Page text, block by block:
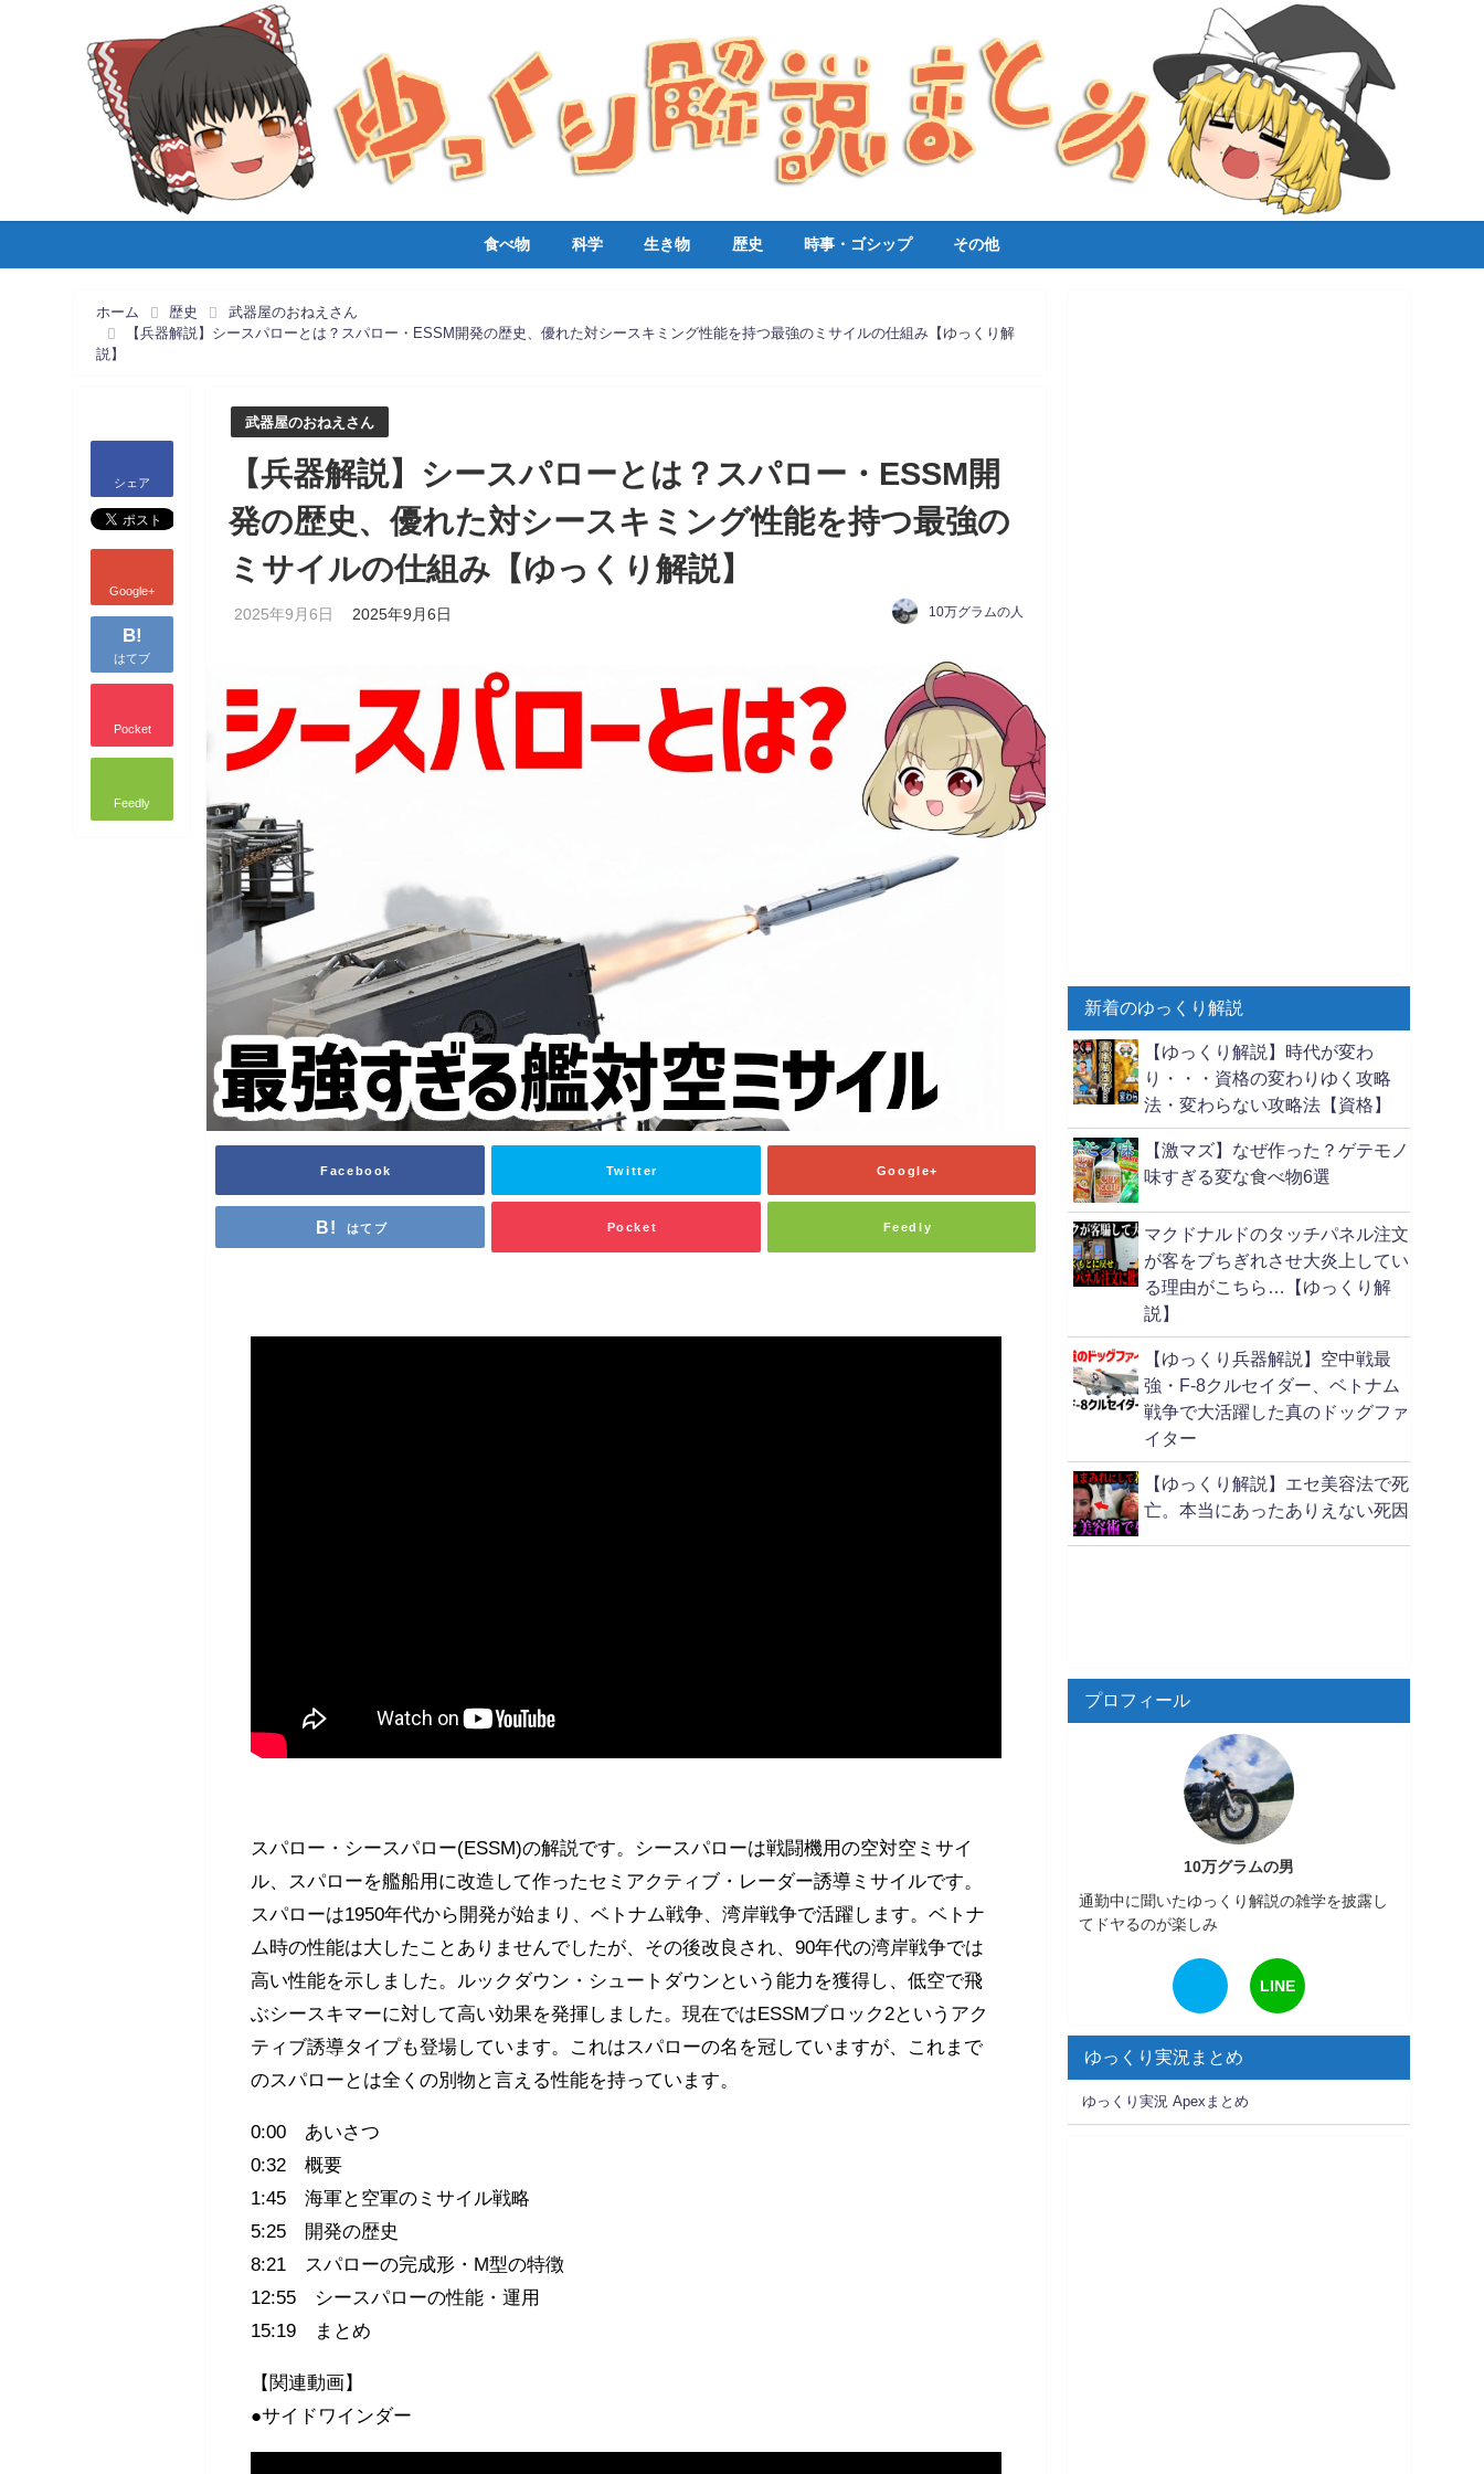
食べ物 科学 生き物 歴史 時事・ゴシップ その他
ホーム 歴史
武器屋のおねえさん
【兵器解説】シースパローとは？スパロー・ESSM開発の歴史、優れた対シースキミング性能を持つ最強のミサイルの仕組み【ゆっくり解
説】
シェア
Google+
B!
はてブ
Pocket
Feedly
武器屋のおねえさん
【兵器解説】シースパローとは？スパロー・ESSM開
発の歴史、優れた対シースキミング性能を持つ最強の
ミサイルの仕組み【ゆっくり解説】
2025年9月6日 2025年9月6日 10万グラムの人
Facebook Twitter Google+
はてブ Pocket Feedly
スパロー・シースパロー(ESSM)の解説です。シースパローは戦闘機用の空対空ミサイ
ル、スパローを艦船用に改造して作ったセミアクティブ・レーダー誘導ミサイルです。
スパローは1950年代から開発が始まり、ベトナム戦争、湾岸戦争で活躍します。ベトナ
ム時の性能は大したことありませんでしたが、その後改良され、90年代の湾岸戦争では
高い性能を示しました。ルックダウン・シュートダウンという能力を獲得し、低空で飛
ぶシースキマーに対して高い効果を発揮しました。現在ではESSMブロック2というアク
ティブ誘導タイプも登場しています。これはスパローの名を冠していますが、これまで
のスパローとは全くの別物と言える性能を持っています。
0:00 あいさつ
0:32 概要
1:45 海軍と空軍のミサイル戦略
5:25 開発の歴史
8:21 スパローの完成形・M型の特徴
12:55 シースパローの性能・運用
15:19 まとめ
【関連動画】
●サイドワインダー
新着のゆっくり解説
【ゆっくり解説】時代が変わ
り・・・資格の変わりゆく攻略
法・変わらない攻略法【資格】
【激マズ】なぜ作った？ゲテモノ
味すぎる変な食べ物6選
マクドナルドのタッチパネル注文
が客をブちぎれさせ大炎上してい
る理由がこちら…【ゆっくり解
説】
【ゆっくり兵器解説】空中戦最
強・F-8クルセイダー、ベトナム
戦争で大活躍した真のドッグファ
イター
【ゆっくり解説】エセ美容法で死
亡。本当にあったありえない死因
プロフィール
10万グラムの男
通勤中に聞いたゆっくり解説の雑学を披露し
てドヤるのが楽しみ
LINE
ゆっくり実況まとめ
ゆっくり実況 Apexまとめ